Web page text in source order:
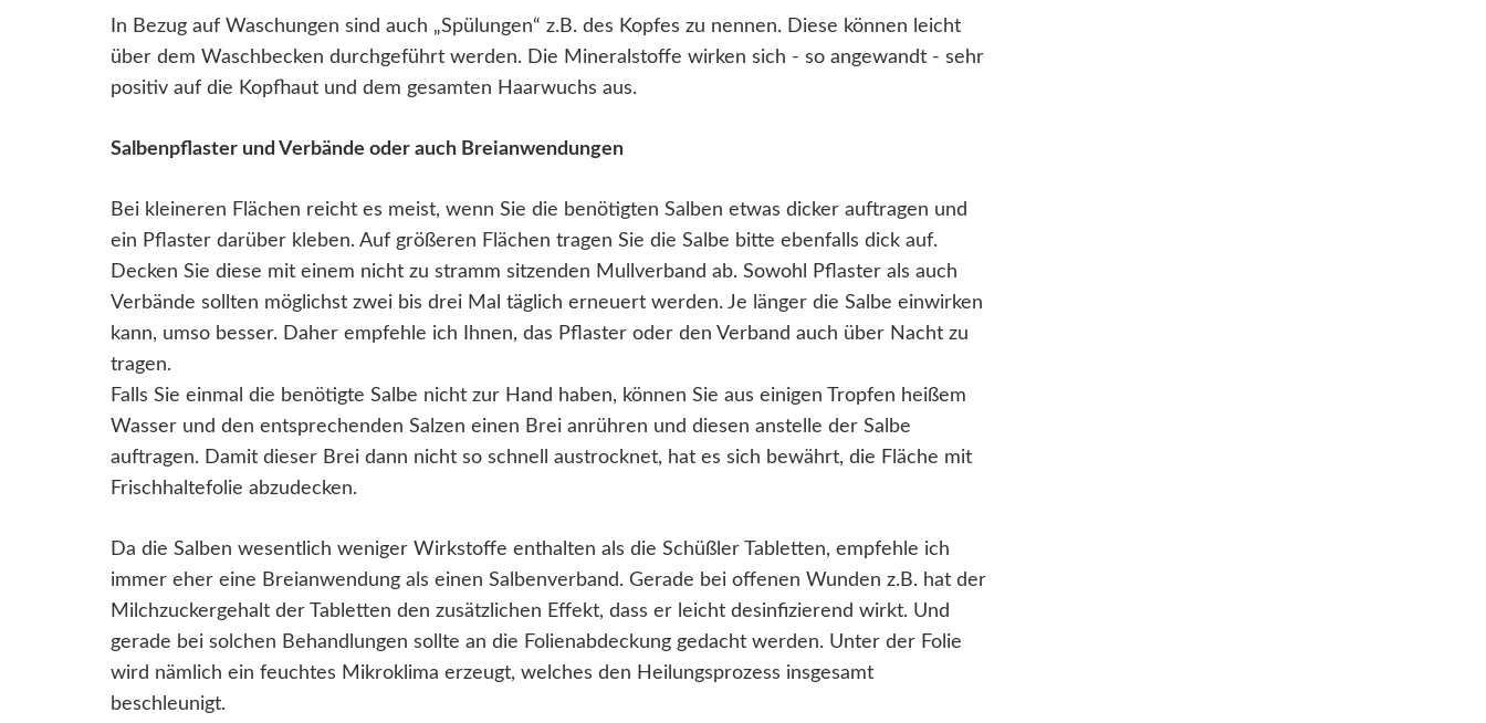
In Bezug auf Waschungen sind auch „Spülungen“ z.B. des Kopfes zu nennen. Diese können leicht
über dem Waschbecken durchgeführt werden. Die Mineralstoffe wirken sich - so angewandt - sehr
positiv auf die Kopfhaut und dem gesamten Haarwuchs aus.
Salbenpflaster und Verbände oder auch Breianwendungen
Bei kleineren Flächen reicht es meist, wenn Sie die benötigten Salben etwas dicker auftragen und
ein Pflaster darüber kleben. Auf größeren Flächen tragen Sie die Salbe bitte ebenfalls dick auf.
Decken Sie diese mit einem nicht zu stramm sitzenden Mullverband ab. Sowohl Pflaster als auch
Verbände sollten möglichst zwei bis drei Mal täglich erneuert werden. Je länger die Salbe einwirken
kann, umso besser. Daher empfehle ich Ihnen, das Pflaster oder den Verband auch über Nacht zu
tragen.
Falls Sie einmal die benötigte Salbe nicht zur Hand haben, können Sie aus einigen Tropfen heißem
Wasser und den entsprechenden Salzen einen Brei anrühren und diesen anstelle der Salbe
auftragen. Damit dieser Brei dann nicht so schnell austrocknet, hat es sich bewährt, die Fläche mit
Frischhaltefolie abzudecken.
Da die Salben wesentlich weniger Wirkstoffe enthalten als die Schüßler Tabletten, empfehle ich
immer eher eine Breianwendung als einen Salbenverband. Gerade bei offenen Wunden z.B. hat der
Milchzuckergehalt der Tabletten den zusätzlichen Effekt, dass er leicht desinfizierend wirkt. Und
gerade bei solchen Behandlungen sollte an die Folienabdeckung gedacht werden. Unter der Folie
wird nämlich ein feuchtes Mikroklima erzeugt, welches den Heilungsprozess insgesamt
beschleunigt.